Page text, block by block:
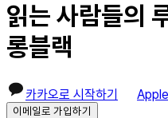
읽는 사람들의
롱블랙
카카오로 시작하기
이메일로 가입하기